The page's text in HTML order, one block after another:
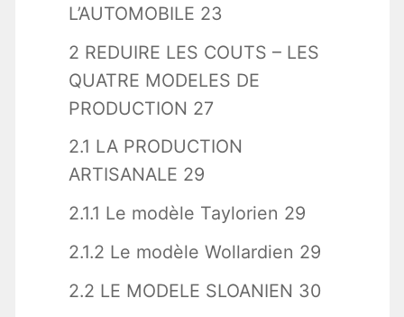
L’AUTOMOBILE 23
2 REDUIRE LES COUTS – LES
QUATRE MODELES DE
PRODUCTION 27
2.1 LA PRODUCTION
ARTISANALE 29
2.1.1 Le modèle Taylorien 29
2.1.2 Le modèle Wollardien 29
2.2 LE MODELE SLOANIEN 30